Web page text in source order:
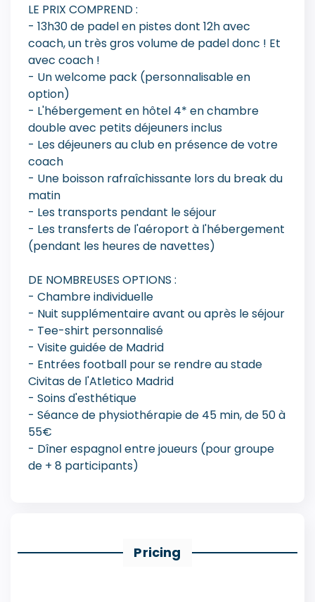
LE PRIX COMPREND :
- 13h30 de padel en pistes dont 12h avec
coach, un très gros volume de padel donc ! Et
avec coach !
- Un welcome pack (personnalisable en
option)
- L'hébergement en hôtel 4* en chambre
double avec petits déjeuners inclus
- Les déjeuners au club en présence de votre
coach
- Une boisson rafraîchissante lors du break du
matin
- Les transports pendant le séjour
- Les transferts de l'aéroport à l'hébergement
(pendant les heures de navettes)
DE NOMBREUSES OPTIONS :
- Chambre individuelle
- Nuit supplémentaire avant ou après le séjour
- Tee-shirt personnalisé
- Visite guidée de Madrid
- Entrées football pour se rendre au stade
Civitas de l'Atletico Madrid
- Soins d'esthétique
- Séance de physiothérapie de 45 min, de 50 à
55€
- Dîner espagnol entre joueurs (pour groupe
de + 8 participants)
Pricing